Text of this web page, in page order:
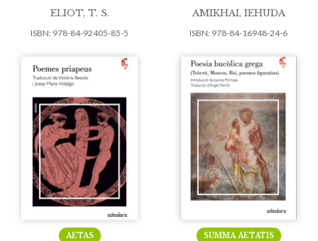
ELIOT, T. S.
ISBN: 978-84-92405-85-5
AMIKHAI, IEHUDA
ISBN: 978-84-16948-24-6
AETAS SUMMA AETATIS